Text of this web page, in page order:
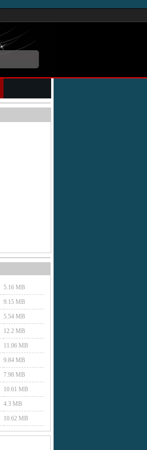
5.16 MB
9.15 MB
5.54 MB
12.2 MB
11.06 MB
9.84 MB
7.98 MB
10.61 MB
4.3 MB
10.62 MB